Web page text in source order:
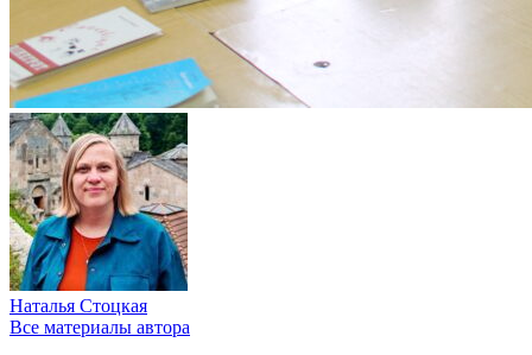
Наталья Стоцкая
Все материалы автора